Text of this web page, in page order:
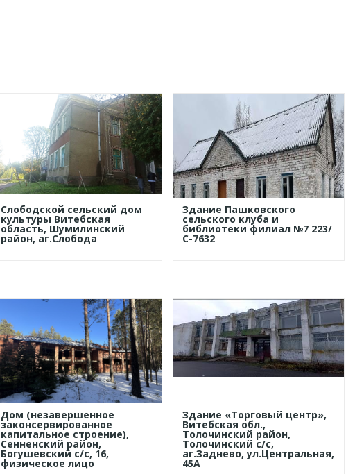
Слободской сельский дом
культуры Витебская
область, Шумилинский
район, аг.Слобода
Здание Пашковского
сельского клуба и
библиотеки филиал №7 223/
С-7632
Дом (незавершенное
законсервированное
капитальное строение),
Сенненский район,
Богушевский с/с, 16,
физическое лицо
Здание «Торговый центр»,
Витебская обл.,
Толочинский район,
Толочинский с/с,
аг.Заднево, ул.Центральная,
45А